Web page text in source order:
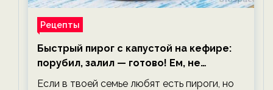
Рецепты
Быстрый пирог с капустой на кефире:
порубил, залил — готово! Ем, не
тревожась о фигуре!
Если в твоей семье любят есть пироги, но